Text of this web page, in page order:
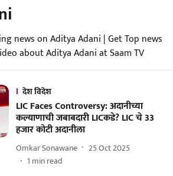
news on Aditya Adani | Get Top news
about Aditya Adani at Saam TV
देश विदेश
LIC Faces Controversy: अदानीच्या
कल्याणाची जबाबदारी LICकडे? LIC चे 33
हजार कोटी अदानीला
Omkar Sonawane
25 Oct 2025
1 min read